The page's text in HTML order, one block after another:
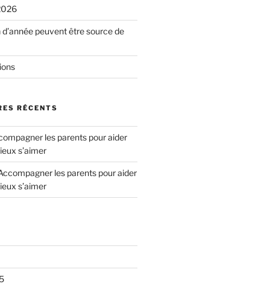
peuvent être source de
RÉCENTS
les parents pour aider
s’aimer
les parents pour aider
s’aimer